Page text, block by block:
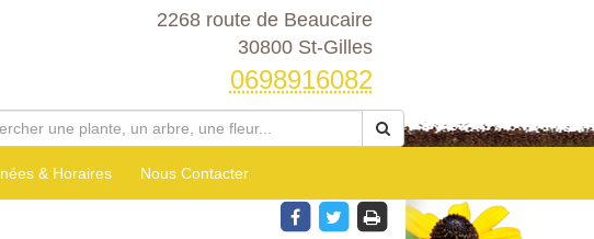
2268 route de Beaucaire
30800 St-Gilles
0698916082
& Horaires Nous Contacter